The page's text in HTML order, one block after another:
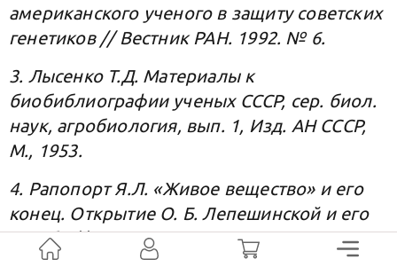
американского ученого в защиту советских
генетиков // Вестник РАН. 1992. № 6.
3. Лысенко Т.Д. Материалы к
биобиблиографии ученых СССР, сер. биол.
наук, агробиология, вып. 1, Изд. АН СССР,
М., 1953.
4. Рапопорт Я.Л. «Живое вещество» и его
конец. Открытие О. Б. Лепешинской и его
судьба // Альманах «Еврейская Старина».
№3 (39). Март 2006